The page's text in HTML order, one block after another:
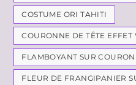
COSTUME ORI TAHITI
COURONNE DE TÊTE EFFET
FLAMBOYANT SUR
FLEUR DE FRANGIPANIER